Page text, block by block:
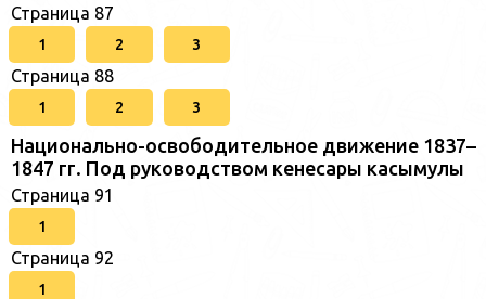
Страница 87
1 2 3
Страница 88
1 2 3
Национально-освободительное движение 1837–
1847 гг. Под руководством кенесары касымулы
Страница 91
1
Страница 92
1